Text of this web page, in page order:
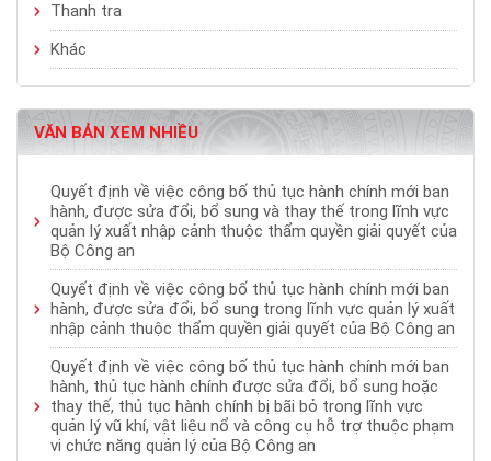
Thanh tra
Khác
VĂN BẢN XEM NHIỀU
Quyết định về việc công bố thủ tục hành chính mới ban
hành, được sửa đổi, bổ sung và thay thế trong lĩnh vực
quản lý xuất nhập cảnh thuộc thẩm quyền giải quyết của
Bộ Công an
Quyết định về việc công bố thủ tục hành chính mới ban
hành, được sửa đổi, bổ sung trong lĩnh vực quản lý xuất
nhập cảnh thuộc thẩm quyền giải quyết của Bộ Công an
Quyết định về việc công bố thủ tục hành chính mới ban
hành, thủ tục hành chính được sửa đổi, bổ sung hoặc
thay thế, thủ tục hành chính bị bãi bỏ trong lĩnh vực
quản lý vũ khí, vật liệu nổ và công cụ hỗ trợ thuộc phạm
vi chức năng quản lý của Bộ Công an